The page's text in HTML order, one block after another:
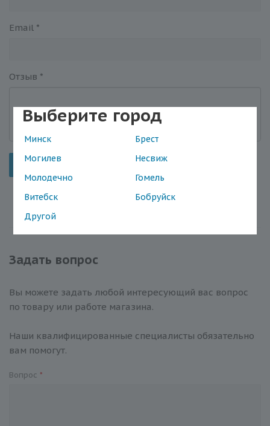
Выберите город
Минск
Брест
Могилев
Несвиж
Молодечно
Гомель
Витебск
Бобруйск
Другой
Email *
Отзыв *
Отправить
Задать вопрос
Вы можете задать любой интересующий вас вопрос
по товару или работе магазина.
Наши квалифицированные специалисты обязательно
вам помогут.
Вопрос *